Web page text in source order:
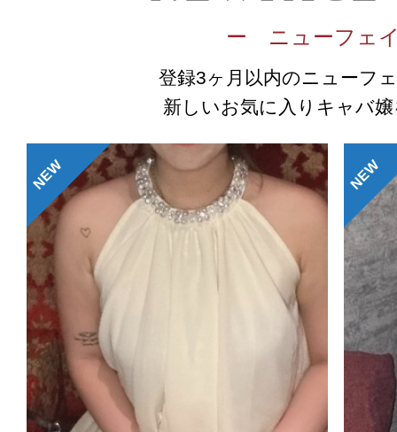
ー ニューフェ
登録3ヶ月以内のニューフ
新しいお気に入りキャバ
NEW NEW